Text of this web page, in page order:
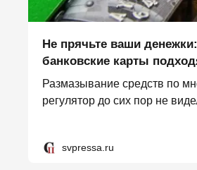
Не прячьте ваши
банковские карты
Размазывание средств по
регулятор до сих пор не
svpressa.ru